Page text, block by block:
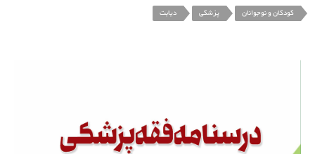
کودکان و نوجوانان پزشکی دیابت